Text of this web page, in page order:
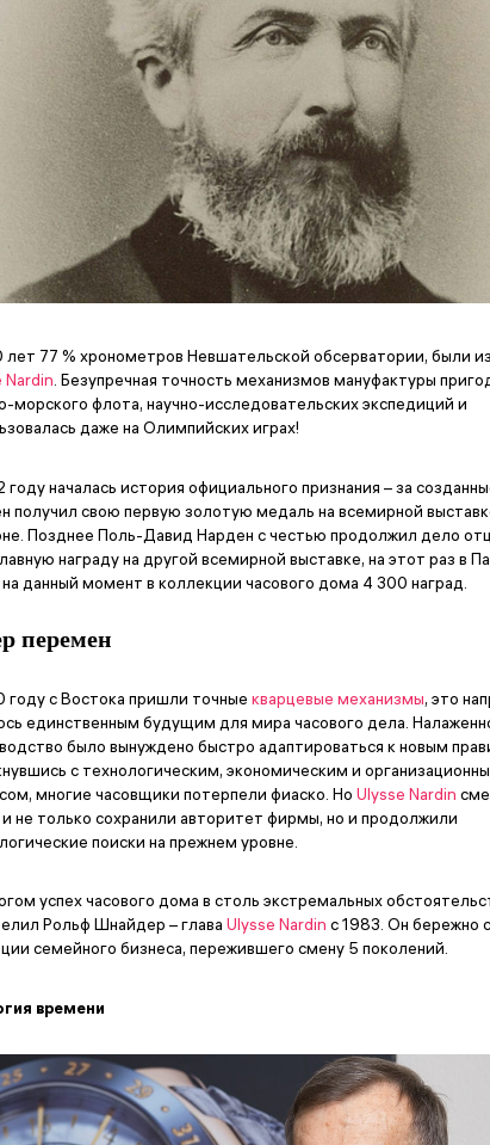
лет 77 % хронометров Невшательской обсерватории, были
Nardin. Безупречная точность механизмов мануфактуры
морского флота, научно-исследовательских экспедиций и
даже на Олимпийских играх!
году началась история официального признания – за
получил свою первую золотую медаль на всемирной
Позднее Поль-Давид Нарден с честью продолжил дело
награду на другой всемирной выставке, на этот раз в
данный момент в коллекции часового дома 4 300 наград.
перемен
году с Востока пришли точныекварцевые механизмы, это
единственным будущим для мира часового дела.
было вынуждено быстро адаптироваться к новым
с технологическим, экономическим и
многие часовщики потерпели фиаско. НоUlysse Nardin
и не только сохранили авторитет фирмы, но и продолжили
поиски на прежнем уровне.
успех часового дома в столь экстремальных
Рольф Шнайдер – главаUlysse Nardin с 1983. Он бережно
семейного бизнеса, пережившего смену 5 поколений.
времени